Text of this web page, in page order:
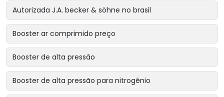
Autorizada J.A. becker & söhne no brasil
Booster ar comprimido preço
Booster de alta pressão
Booster de alta pressão para nitrogênio